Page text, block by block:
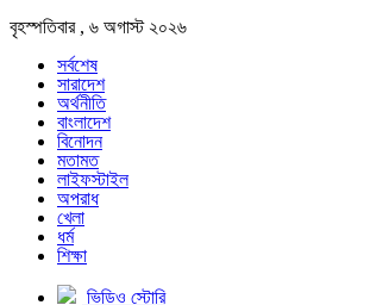
বৃহস্পতিবার , ৬ অগাস্ট ২০২৬
সর্বশেষ
সারাদেশ
অর্থনীতি
বাংলাদেশ
বিনোদন
মতামত
লাইফস্টাইল
অপরাধ
খেলা
ধর্ম
শিক্ষা
ভিডিও স্টোরি